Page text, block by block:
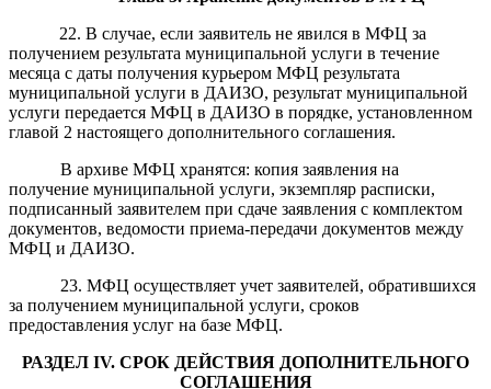
22. В случае, если заявитель не явился в МФЦ за
получением результата муниципальной услуги в течение
месяца с даты получения курьером МФЦ результата
муниципальной услуги в ДАИЗО, результат муниципальной
услуги передается МФЦ в ДАИЗО в порядке, установленном
главой 2 настоящего дополнительного соглашения.
В архиве МФЦ хранятся: копия заявления на
получение муниципальной услуги, экземпляр расписки,
подписанный заявителем при сдаче заявления с комплектом
документов, ведомости приема-передачи документов между
МФЦ и ДАИЗО.
23. МФЦ осуществляет учет заявителей, обратившихся
за получением муниципальной услуги, сроков
предоставления услуг на базе МФЦ.
РАЗДЕЛ IV. СРОК ДЕЙСТВИЯ ДОПОЛНИТЕЛЬНОГО
СОГЛАШЕНИЯ